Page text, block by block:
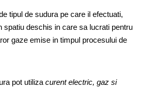
tipul de sudura pe care il efectuati,
spatiu deschis in care sa lucrati pentru
gaze emise in timpul procesului de
pot utiliza curent electric, gaz si